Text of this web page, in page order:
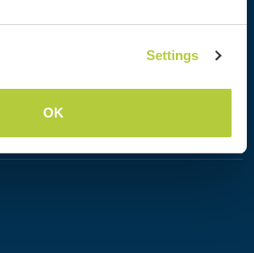
Settings
OK